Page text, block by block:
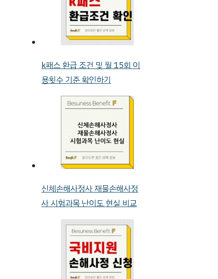
k패스 환급 조건 및 월 15회 이
용횟수 기준 확인하기
신체손해사정사 재물손해사정
사 시험과목 난이도 현실 비교